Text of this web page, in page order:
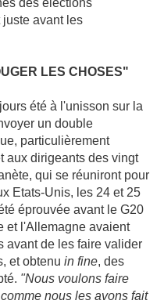
des élections
juste avant les
LES CHOSES"
été à l'unisson sur la
un double
particulièrement
aux dirigeants des vingt
qui se réuniront pour
Etats-Unis, les 24 et 25
éprouvée avant le G20
et l'Allemagne avaient
avant de les faire valider
et obtenu in fine, des
"Nous voulons faire
nous les avons fait